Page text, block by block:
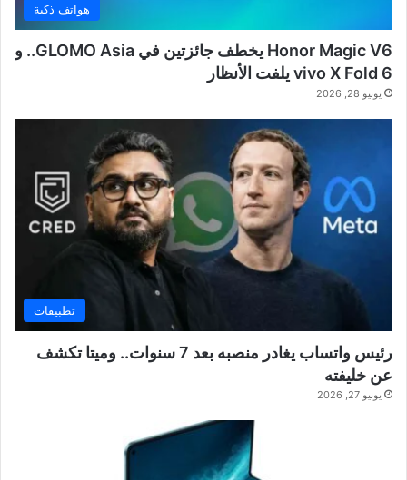
هواتف ذكية
Honor Magic V6 يخطف جائزتين في GLOMO Asia.. و
vivo X Fold 6 يلفت الأنظار
يونيو 28, 2026
تطبيقات
رئيس واتساب يغادر منصبه بعد 7 سنوات.. وميتا تكشف
عن خليفته
يونيو 27, 2026